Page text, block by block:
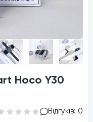
Hoco Y30
Відгуків: 0